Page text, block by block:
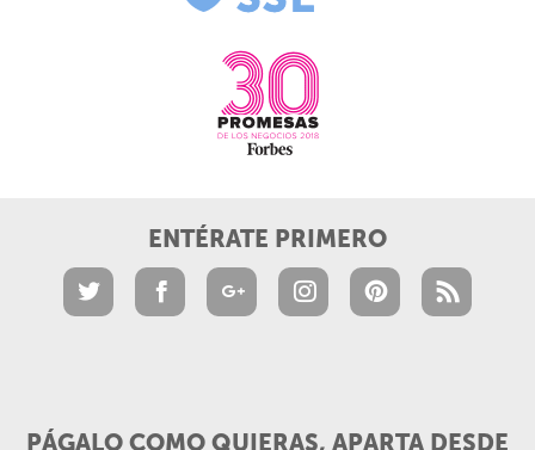
ENTÉRATE PRIMERO
PÁGALO COMO QUIERAS, APARTA DESDE